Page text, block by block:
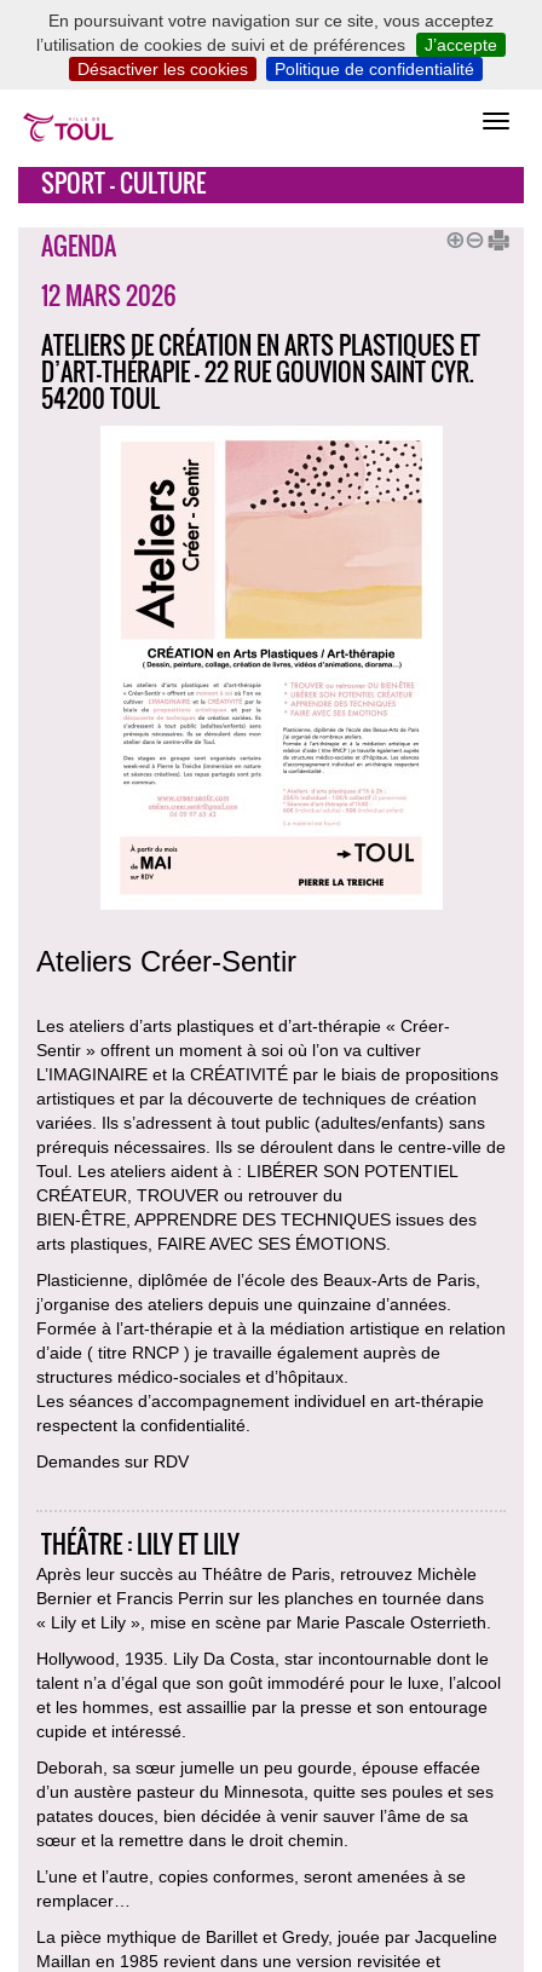
En poursuivant votre navigation sur ce site, vous acceptez
l’utilisation de cookies de suivi et de préférences
J’accepte
Désactiver les cookies
Politique de confidentialité
SPORT - CULTURE
AGENDA
12 MARS 2026
ATELIERS DE CRÉATION EN ARTS PLASTIQUES ET
D’ART-THÉRAPIE - 22 RUE GOUVION SAINT CYR.
54200 TOUL
Ateliers Créer-Sentir
Les ateliers d’arts plastiques et d’art-thérapie « Créer-
Sentir » offrent un moment à soi où l’on va cultiver
L’IMAGINAIRE et la CRÉATIVITÉ par le biais de propositions
artistiques et par la découverte de techniques de création
variées. Ils s’adressent à tout public (adultes/enfants) sans
prérequis nécessaires. Ils se déroulent dans le centre-ville de
Toul. Les ateliers aident à : LIBÉRER SON POTENTIEL
CRÉATEUR, TROUVER ou retrouver du
BIEN-ÊTRE, APPRENDRE DES TECHNIQUES issues des
arts plastiques, FAIRE AVEC SES ÉMOTIONS.
Plasticienne, diplômée de l’école des Beaux-Arts de Paris,
j’organise des ateliers depuis une quinzaine d’années.
Formée à l’art-thérapie et à la médiation artistique en relation
d’aide ( titre RNCP ) je travaille également auprès de
structures médico-sociales et d’hôpitaux.
Les séances d’accompagnement individuel en art-thérapie
respectent la confidentialité.
Demandes sur RDV
THÉÂTRE : LILY ET LILY
Après leur succès au Théâtre de Paris, retrouvez Michèle
Bernier et Francis Perrin sur les planches en tournée dans
« Lily et Lily », mise en scène par Marie Pascale Osterrieth.
Hollywood, 1935. Lily Da Costa, star incontournable dont le
talent n’a d’égal que son goût immodéré pour le luxe, l’alcool
et les hommes, est assaillie par la presse et son entourage
cupide et intéressé.
Deborah, sa sœur jumelle un peu gourde, épouse effacée
d’un austère pasteur du Minnesota, quitte ses poules et ses
patates douces, bien décidée à venir sauver l’âme de sa
sœur et la remettre dans le droit chemin.
L’une et l’autre, copies conformes, seront amenées à se
remplacer…
La pièce mythique de Barillet et Gredy, jouée par Jacqueline
Maillan en 1985 revient dans une version revisitée et